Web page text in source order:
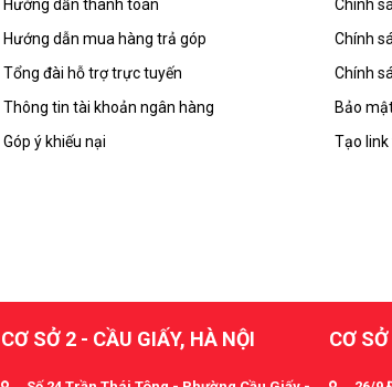
Hướng dẫn thanh toán
Hướng dẫn mua hàng trả góp
Tổng đài hỗ trợ trực tuyến
Thông tin tài khoản ngân hàng
Góp ý khiếu nại
Chính
Chính
Chính
Bảo
Tạo link
CƠ SỞ 2 - CẦU GIẤY, HÀ NỘI CƠ